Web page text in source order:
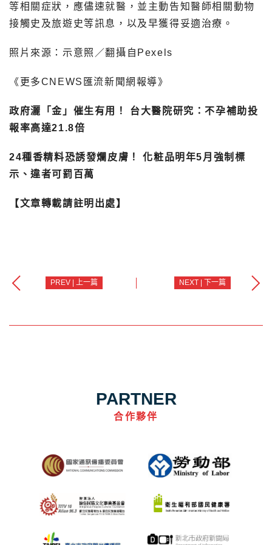
等相關症狀，應儘速就醫，並主動告知醫師相關動物
接觸史及旅遊史等訊息，以及早獲得妥適治療。
照片來源：示意照／翻攝自Pexels
《更多CNEWS匯流新聞網報導》
政府灑「金」催生有用！ 台大醫院研究：不孕補助投
報率高達21.8倍
24種香精料恐誘發爛皮膚！ 化粧品明年5月強制標
示、違者可罰百萬
【文章轉載請註明出處】
PREV | 上一篇 NEXT | 下一篇
PARTNER
合作夥伴